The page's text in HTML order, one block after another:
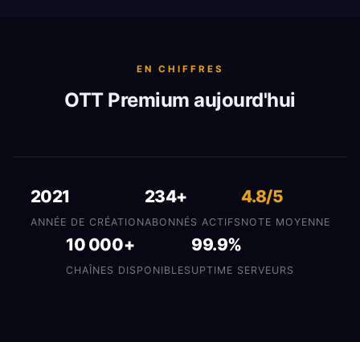
EN CHIFFRES
OTT Premium aujourd'hui
2021
ANNÉE DE CRÉATION
234+
ABONNÉS ACTIFS
4.8/5
NOTE MOYENNE
10 000+
CHAÎNES DISPONIBLES
99.9%
UPTIME SERVEURS